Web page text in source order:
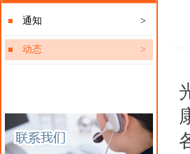
通知 >
动态 >